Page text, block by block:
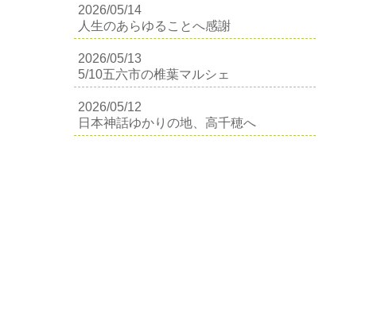
2026/05/14
人生のあらゆることへ感謝
2026/05/13
5/10五六市の椎葉マルシェ
2026/05/12
日本神話ゆかりの地、高千穂へ